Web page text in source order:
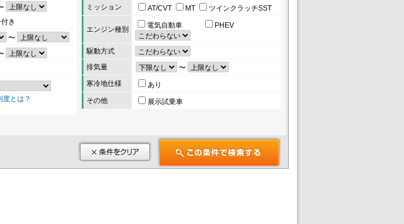
き
〜
とは？
ミッション AT/CVT MT ツインクラッチSST
エンジン種別 電気自動車 PHEV
駆動方式
排気量
〜
寒冷地仕様
あり
その他
展示試乗車